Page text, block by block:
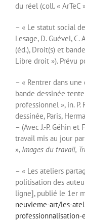
du réel (coll. « ArTeC
– « Le statut social
Lesage, D. Guével,
(éd.), Droit(s) et
Libre droit »). Prévu
– « Rentrer dans
bande dessinée
professionnel », in.
dessinée, Paris,
– (Avec J.-P. Géhin
travail mis au jour
», Images du travail,
– « Les ateliers
politisation des
ligne], publié le 1er
neuvieme-art/les-
professionnalisation-